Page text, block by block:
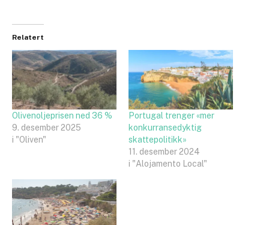
Relatert
Olivenoljeprisen ned 36 %
9. desember 2025
i "Oliven"
Portugal trenger «mer
konkurransedyktig
skattepolitikk»
11. desember 2024
i "Alojamento Local"